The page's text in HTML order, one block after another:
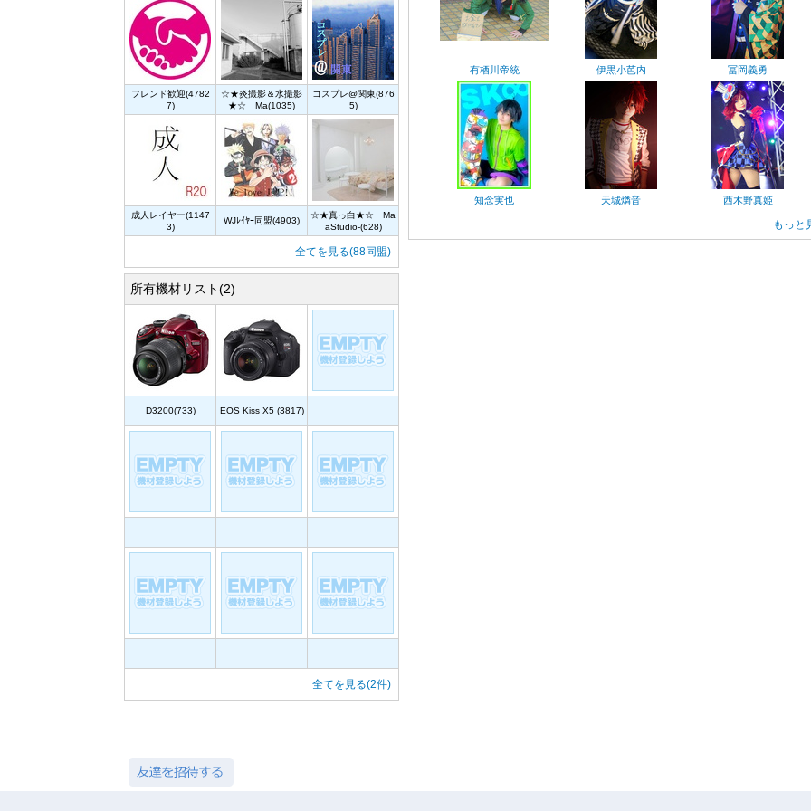
フレンド歓迎(4782
7)
☆★炎撮影＆水撮影
★☆ Ma(1035)
コスプレ@関東(876
5)
成人レイヤー(1147
3)
WJﾚｲﾔｰ同盟(4903)
☆★真っ白★☆ Ma
aStudio-(628)
全てを見る(88同盟)
所有機材リスト(2)
D3200(733) EOS Kiss X5 (3817)
全てを見る(2件)
有栖川帝統 伊黒小芭内 冨岡義勇
知念実也 天城燐音 西木野真姫
もっと